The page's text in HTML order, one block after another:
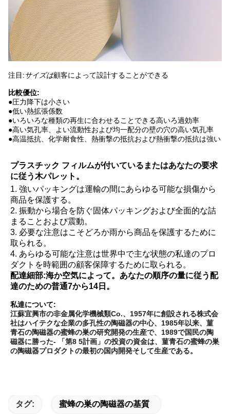
注目:サイズは顧客によって設計することができる
比較優位:
●圧力降下は小さい
●低い熱拡張係数
●いろいろな種類の再生に合わせることできる高いろ過効率
●高い気孔率、よい流動性および均一配分の壁の穴の高い気孔率
●高温抵抗、化学耐食性、熱衝撃の抵抗および熱衝撃の抵抗は強い
プラスチック フィルムが付いているまたはあなたの要求
に従う木パレット。
1. 強いパッキングは運輸の間にあらゆる可能な損傷から
商品を保護する。
2. 振動から場合を防ぐ固体パッキングおよび全面的な詰
まることおよび震動。
3. 必要な注意はこそどろか雨から商品を保護するために
取られる。
4. あらゆる可能な注意は世界中で主な状態の私達のプロ
ダクトを時範囲の顧客保障するために取られる。
配達細部:海か空気によって。あなたの順序の量に従う配
達のための普通7から14日。
私達について:
江蘇宜興市の非金属化学機械類Co.、1957年に創設される株式会
社はハイテクな企業の多孔性の陶磁器の中心、1985年以来、菫
青石の陶磁器の蜜蜂の巣の研究開発の生産で、1989で国民の陶
磁器に勝った- 「第8 5計画」の投資の資金は、菫青石の蜜蜂の巣
の陶磁器プロダクトの最初の国内開発そして生産である。
タグ: 蜜蜂の巣の陶磁器の基質